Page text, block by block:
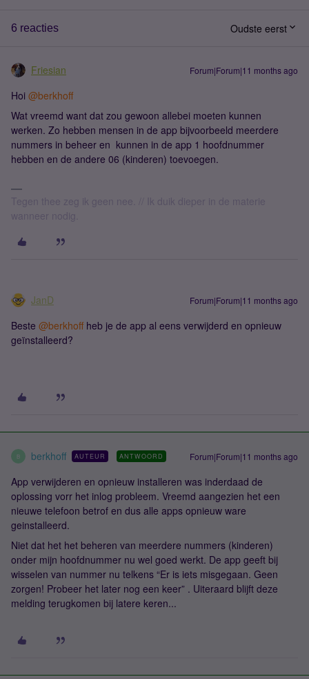
6 reacties Oudste eerst
Friesian Forum|Forum|11 months ago
Hoi ​ @berkhoff
Wat vreemd want dat zou gewoon allebei moeten kunnen
werken. Zo hebben mensen in de app bijvoorbeeld meerdere
nummers in beheer en kunnen in de app 1 hoofdnummer
hebben en de andere 06 (kinderen) toevoegen.
Tegen thee zeg ik geen nee. // Ik duik dieper in de materie
wanneer nodig.
JanD Forum|Forum|11 months ago
Beste ​ @berkhoff heb je de app al eens verwijderd en opnieuw
geïnstalleerd?
B berkhoff AUTEUR ANTWOORD Forum|Forum|11 months ago
App verwijderen en opnieuw installeren was inderdaad de
oplossing vorr het inlog probleem. Vreemd aangezien het een
nieuwe telefoon betrof en dus alle apps opnieuw ware
geinstalleerd.
Niet dat het het beheren van meerdere nummers (kinderen)
onder mijn hoofdnummer nu wel goed werkt. De app geeft bij
wisselen van nummer nu telkens “Er is iets misgegaan. Geen
zorgen! Probeer het later nog een keer” . Uiteraard blijft deze
melding terugkomen bij latere keren...